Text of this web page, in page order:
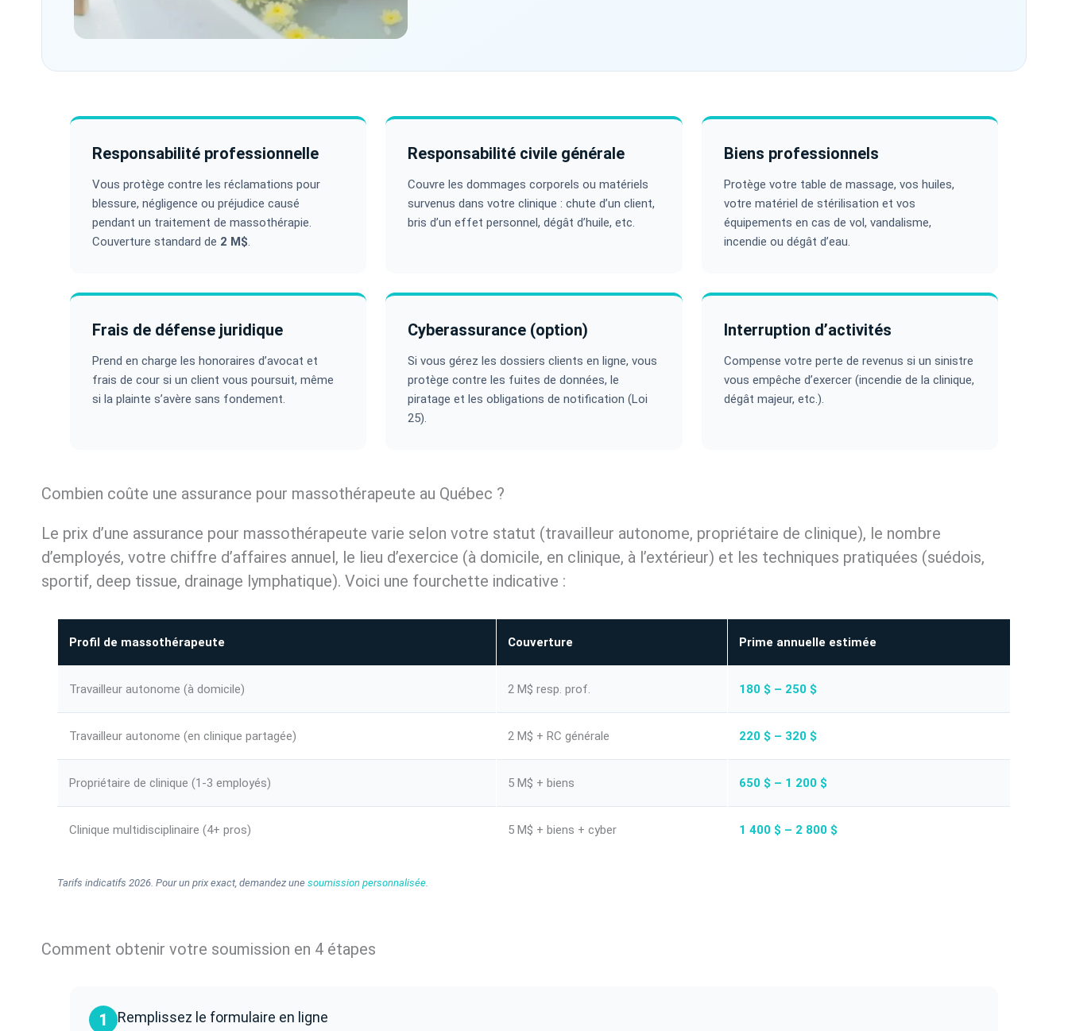
Responsabilité professionnelle
Vous protège contre les réclamations pour
blessure, négligence ou préjudice causé
pendant un traitement de massothérapie.
Couverture standard de 2 M$.
Responsabilité civile générale
Couvre les dommages corporels ou matériels
survenus dans votre clinique : chute d’un client,
bris d’un effet personnel, dégât d’huile, etc.
Biens professionnels
Protège votre table de massage, vos huiles,
votre matériel de stérilisation et vos
équipements en cas de vol, vandalisme,
incendie ou dégât d’eau.
Frais de défense juridique
Prend en charge les honoraires d’avocat et
frais de cour si un client vous poursuit, même
si la plainte s’avère sans fondement.
Cyberassurance (option)
Si vous gérez les dossiers clients en ligne, vous
protège contre les fuites de données, le
piratage et les obligations de notification (Loi
25).
Interruption d’activités
Compense votre perte de revenus si un sinistre
vous empêche d’exercer (incendie de la clinique,
dégât majeur, etc.).
Combien coûte une assurance pour massothérapeute au Québec ?
Le prix d’une assurance pour massothérapeute varie selon votre statut (travailleur autonome, propriétaire de clinique), le nombre
d’employés, votre chiffre d’affaires annuel, le lieu d’exercice (à domicile, en clinique, à l’extérieur) et les techniques pratiquées (suédois,
sportif, deep tissue, drainage lymphatique). Voici une fourchette indicative :
Profil de massothérapeute Couverture Prime annuelle estimée
Travailleur autonome (à domicile) 2 M$ resp. prof. 180 $ – 250 $
Travailleur autonome (en clinique partagée) 2 M$ + RC générale 220 $ – 320 $
Propriétaire de clinique (1-3 employés) 5 M$ + biens 650 $ – 1 200 $
Clinique multidisciplinaire (4+ pros) 5 M$ + biens + cyber 1 400 $ – 2 800 $
Tarifs indicatifs 2026. Pour un prix exact, demandez une soumission personnalisée.
Comment obtenir votre soumission en 4 étapes
1 Remplissez le formulaire en ligne